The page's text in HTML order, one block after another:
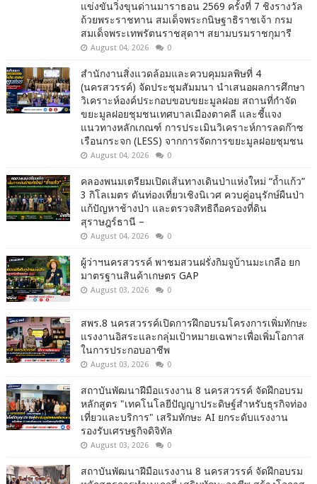
แข่งขันวิ่งขุนด่านมาราธอน 2569 ครั้งที่ 7 ชิงรางวัล
ถ้วยพระราชทาน สมเด็จพระกนิษฐาธิราชเจ้า กรม
สมเด็จพระเทพรัตนราชสุดาฯ สยามบรมราชกุมารี
August 04, 2026 0
สำนักงานสิ่งแวดล้อมและควบคุมมลพิษที่ 4
(นครสวรรค์) จัดประชุมสัมมนา นำเสนอผลการศึกษา
วิเคราะห์องค์ประกอบขอบขยะมูลฝอย สถานที่กำจัด
ขยะมูลฝอยชุมชนเทศบาลเมืองตาคลี และชี้แจง
แนวทางหลักเกณฑ์ การประเมินวิเคราะห์การลดก๊าซ
เรือนกระจก (LESS) จากการจัดการขยะมูลฝอยชุมชน
August 04, 2026 0
คลองพนมเตรียมเปิดเส้นทางเดินป่าแห่งใหม่ “ถ้ำแก้ว”
3 กิโลเมตร ดันท่องเที่ยวเชิงนิเวศ ควบคู่อนุรักษ์ผืนป่า
แก้ปัญหาช้างป่า และตรวจสิทธิถือครองที่ดิน
สุราษฎร์ธานี –
August 04, 2026 0
ผู้ว่าฯนครสวรรค์ พาชมสวนฝรั่งกิมจูบ้านมะเกลือ ยก
มาตรฐานสินค้าเกษตร GAP
August 03, 2026 0
สพร.8 นครสวรรค์เปิดการฝึกอบรมโครงการเพิ่มทักษะ
แรงงานอิสระและกลุ่มเป้าหมายเฉพาะเพื่อเพิ่มโอกาส
ในการประกอบอาชีพ
August 03, 2026 0
สถาบันพัฒนาฝีมือแรงงาน 8 นครสวรรค์ จัดฝึกอบรม
หลักสูตร "เทคโนโลยีปัญญาประดิษฐ์สำหรับธุรกิจท่อง
เที่ยวและบริการ" เสริมทักษะ AI ยกระดับแรงงาน
รองรับเศรษฐกิจดิจิทัล
August 03, 2026 0
สถาบันพัฒนาฝีมือแรงงาน 8 นครสวรรค์ จัดฝึกอบรม